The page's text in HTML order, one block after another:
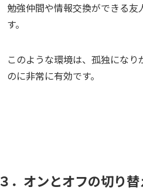
勉強仲間や情報交換ができる
す。
このような環境は、孤独にな
のに非常に有効です。
３．オンとオフの切り